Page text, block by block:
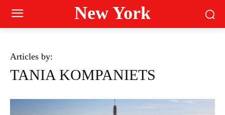
New York
Articles by:
TANIA KOMPANIETS